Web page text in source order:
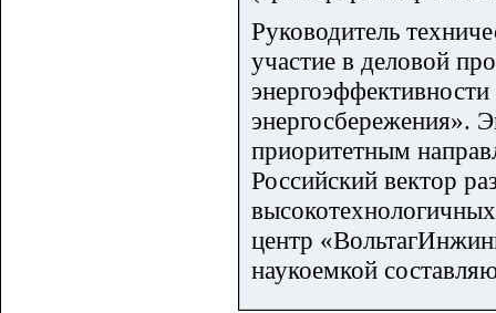
Руководитель
участие в деловой
энергоэффективности
энергосбережения».
приоритетным
Российский вектор
центр
наукоемкой